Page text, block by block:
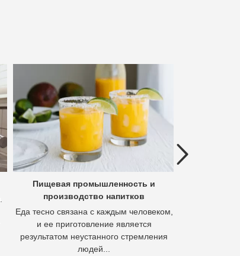
Пищевая промышленность и
производство напитков
Еда тесно связана с каждым человеком,
и ее приготовление является
результатом неустанного стремления
людей...
Previous